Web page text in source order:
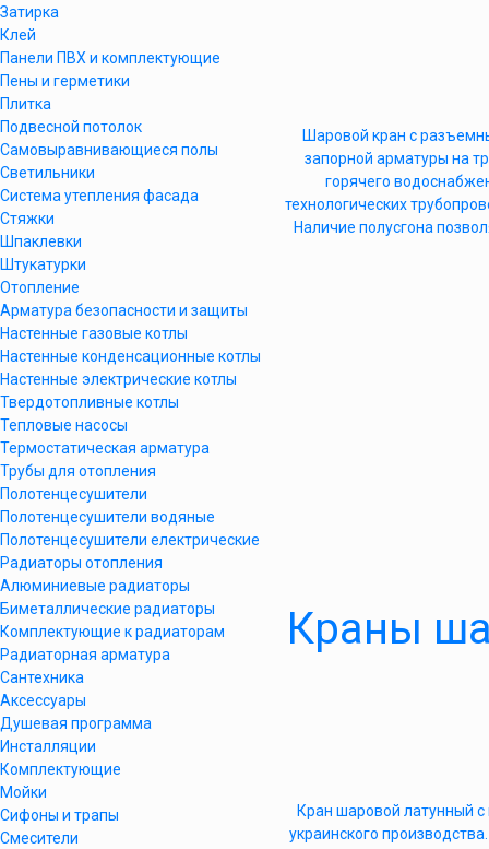
Шаровой кран с
запорной арматуры на
горячего
технологических
Наличие полусгона
Краны
Кран шаровой латунный
украинского
Затирка
Клей
Панели ПВХ и комплектующие
Пены и герметики
Плитка
Подвесной потолок
Самовыравнивающиеся полы
Светильники
Система утепления фасада
Стяжки
Шпаклевки
Штукатурки
Отопление
Арматура безопасности и защиты
Настенные газовые котлы
Настенные конденсационные котлы
Настенные электрические котлы
Твердотопливные котлы
Тепловые насосы
Термостатическая арматура
Трубы для отопления
Полотенцесушители
Полотенцесушители водяные
Полотенцесушители електрические
Радиаторы отопления
Алюминиевые радиаторы
Биметаллические радиаторы
Комплектующие к радиаторам
Радиаторная арматура
Сантехника
Аксессуары
Душевая программа
Инсталляции
Комплектующие
Мойки
Сифоны и трапы
Смесители